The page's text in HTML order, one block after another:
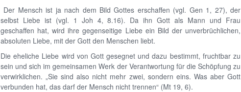
Der Mensch ist ja nach dem Bild Gottes erschaffen (vgl. Gen 1, 27), der
selbst Liebe ist (vgl. 1 Joh 4, 8.16). Da ihn Gott als Mann und Frau
geschaffen hat, wird ihre gegenseitige Liebe ein Bild der unverbrüchlichen,
absoluten Liebe, mit der Gott den Menschen liebt.
Die eheliche Liebe wird von Gott gesegnet und dazu bestimmt, fruchtbar zu
sein und sich im gemeinsamen Werk der Verantwortung für die Schöpfung zu
verwirklichen. „Sie sind also nicht mehr zwei, sondern eins. Was aber Gott
verbunden hat, das darf der Mensch nicht trennen“ (Mt 19, 6).